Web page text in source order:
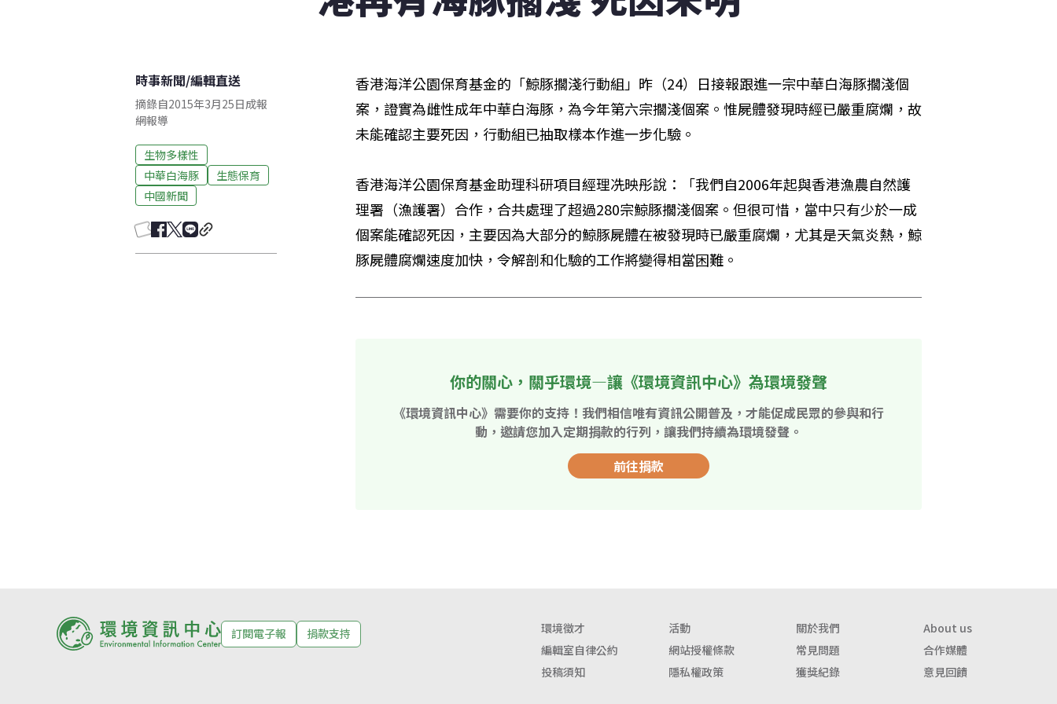
時事新聞/編輯直送
摘錄自2015年3月25日成報
網報導
生物多樣性
中華白海豚
生態保育
中國新聞
香港海洋公園保育基金的「鯨豚擱淺行動組」昨（24）日接報跟進一宗中華白海豚擱淺個
案，證實為雌性成年中華白海豚，為今年第六宗擱淺個案。惟屍體發現時經已嚴重腐爛，故
未能確認主要死因，行動組已抽取樣本作進一步化驗。
香港海洋公園保育基金助理科研項目經理冼映彤說：「我們自2006年起與香港漁農自然護
理署（漁護署）合作，合共處理了超過280宗鯨豚擱淺個案。但很可惜，當中只有少於一成
個案能確認死因，主要因為大部分的鯨豚屍體在被發現時已嚴重腐爛，尤其是天氣炎熱，鯨
豚屍體腐爛速度加快，令解剖和化驗的工作將變得相當困難。
你的關心，關乎環境—讓《環境資訊中心》為環境發聲
《環境資訊中心》需要你的支持！我們相信唯有資訊公開普及，才能促成民眾的參與和行
動，邀請您加入定期捐款的行列，讓我們持續為環境發聲。
前往捐款
訂閱電子報 捐款支持 環境徵才 活動 關於我們
About us
編輯室自律公約
網站授權條款 常見問題
合作媒體
投稿須知
隱私權政策 獲獎紀錄 意見回饋